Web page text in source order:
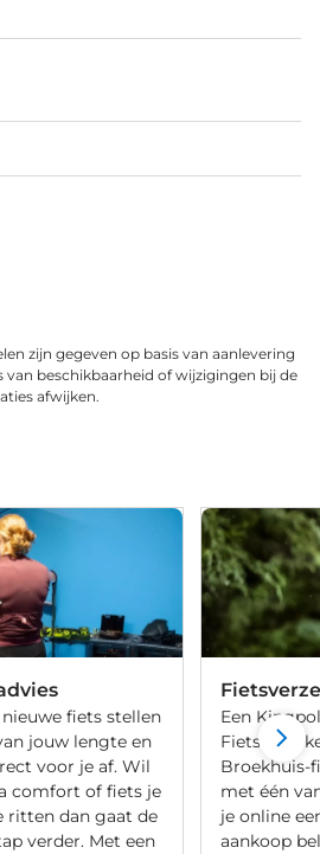
Zo zet je de vering aan
wordt en uit als je op het
maken.
zijn gegeven op basis van aanlevering
van beschikbaarheid of wijzigingen bij de
afwijken.
fiets stellen
jouw lengte en
voor je af. Wil
comfort of fiets je
ritten dan gaat de
verder. Met een
Een
Broekhuis-
met één
je online
aankoop